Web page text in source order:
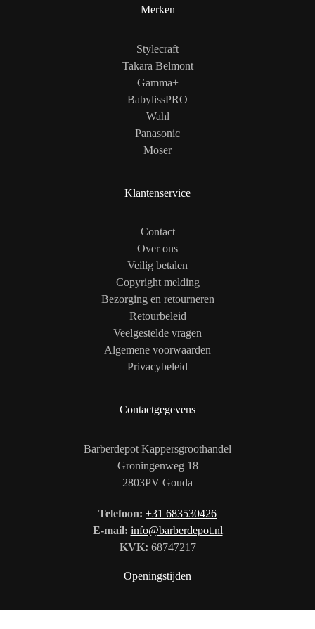
Merken
Stylecraft
Takara Belmont
Gamma+
BabylissPRO
Wahl
Panasonic
Moser
Klantenservice
Contact
Over ons
Veilig betalen
Copyright melding
Bezorging en retourneren
Retourbeleid
Veelgestelde vragen
Algemene voorwaarden
Privacybeleid
Contactgegevens
Barberdepot Kappersgroothandel
Groningenweg 18
2803PV Gouda
Telefoon: +31 683530426
E-mail: info@barberdepot.nl
KVK: 68747217
Openingstijden